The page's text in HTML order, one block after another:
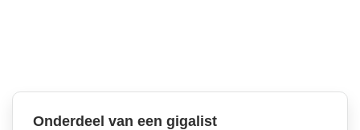
Onderdeel van een gigalist